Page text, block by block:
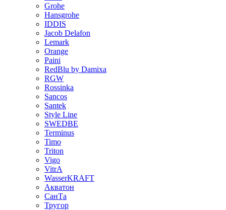
Grohe
Hansgrohe
IDDIS
Jacob Delafon
Lemark
Orange
Paini
RedBlu by Damixa
RGW
Rossinka
Sancos
Santek
Style Line
SWEDBE
Terminus
Timo
Triton
Vigo
VitrA
WasserKRAFT
Акватон
СанТа
Тругор